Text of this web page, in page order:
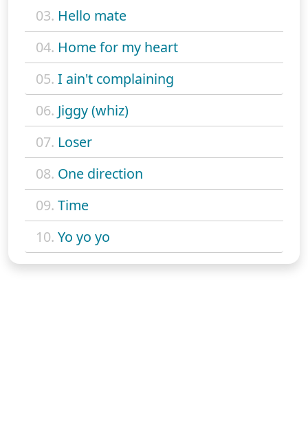
03. Hello mate
04. Home for my heart
05. I ain't complaining
06. Jiggy (whiz)
07. Loser
08. One direction
09. Time
10. Yo yo yo